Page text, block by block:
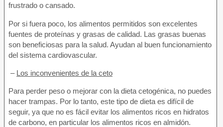
frustrado o cansado.
Por si fuera poco, los alimentos permitidos son excelentes
fuentes de proteínas y grasas de calidad. Las grasas buenas
son beneficiosas para la salud. Ayudan al buen funcionamiento
del sistema cardiovascular.
– Los inconvenientes de la ceto
Para perder peso o mejorar con la dieta cetogénica, no puedes
hacer trampas. Por lo tanto, este tipo de dieta es difícil de
seguir, ya que no es fácil evitar los alimentos ricos en hidratos
de carbono, en particular los alimentos ricos en almidón.